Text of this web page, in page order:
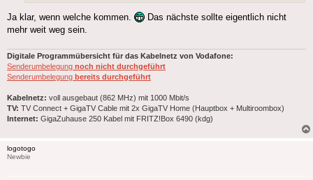
Ja klar, wenn welche kommen.
Das nächste sollte eigentlich nicht
mehr weit weg sein.
Digitale Programmübersicht für das Kabelnetz von Vodafone:
Senderumbelegung noch nicht durchgeführt
Senderumbelegung bereits durchgeführt
Kabelnetz: voll ausgebaut (862 MHz) mit 1000 Mbit/s
TV: TV Connect + GigaTV Cable mit 2x GigaTV Home (Hauptbox + Multiroombox)
Internet: GigaZuhause 250 Kabel mit FRITZ!Box 6490 (kdg)
logotogo
Newbie